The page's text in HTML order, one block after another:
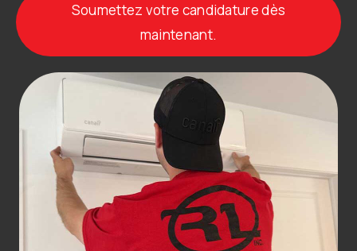
Soumettez votre candidature dès
maintenant.